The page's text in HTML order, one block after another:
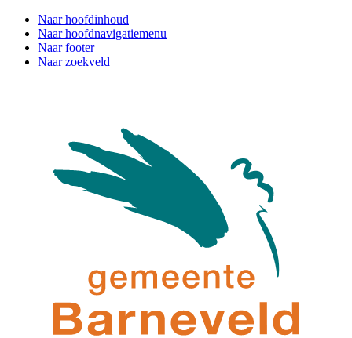
Naar hoofdinhoud
Naar hoofdnavigatiemenu
Naar footer
Naar zoekveld